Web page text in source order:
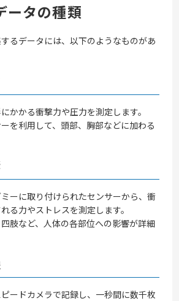
ータの種類
るデータには、以下のようなものがあ
かかる衝撃力や圧力を測定します。
を利用して、頭部、胸部などに加わる
ーに取り付けられたセンサーから、衝
る力やストレスを測定します。
肢など、人体の各部位への影響が詳細
ードカメラで記録し、一秒間に数千枚